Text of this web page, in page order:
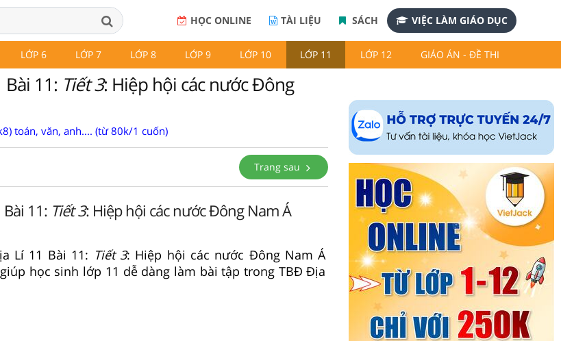
HỌC ONLINE TÀI LIỆU SÁCH VIỆC LÀM GIÁO DỤC
LỚP 6 LỚP 7 LỚP 8 LỚP 9 LỚP 10 LỚP 11 LỚP 12 GIÁO ÁN - ĐỀ THI
11: Tiết 3: Hiệp hội các nước Đông
toán, văn, anh.... (từ 80k/1 cuốn)
Trang sau
11: Tiết 3: Hiệp hội các nước Đông Nam Á
Lí 11 Bài 11: Tiết 3: Hiệp hội các nước Đông Nam Á
giúp học sinh lớp 11 dễ dàng làm bài tập trong TBĐ Địa